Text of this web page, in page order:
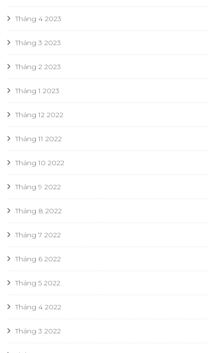
Tháng 4 2023
Tháng 3 2023
Tháng 2 2023
Tháng 1 2023
Tháng 12 2022
Tháng 11 2022
Tháng 10 2022
Tháng 9 2022
Tháng 8 2022
Tháng 7 2022
Tháng 6 2022
Tháng 5 2022
Tháng 4 2022
Tháng 3 2022